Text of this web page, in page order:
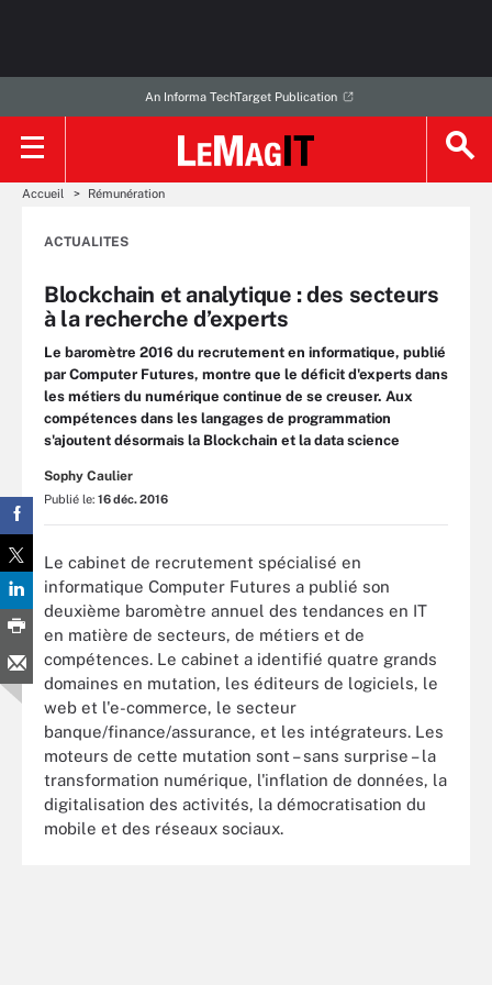
An Informa TechTarget Publication
Accueil Rémunération
ACTUALITES
Blockchain et analytique : des secteurs
à la recherche d’experts
Le baromètre 2016 du recrutement en informatique, publié
par Computer Futures, montre que le déficit d'experts dans
les métiers du numérique continue de se creuser. Aux
compétences dans les langages de programmation
s'ajoutent désormais la Blockchain et la data science
Sophy Caulier
Publié le: 16 déc. 2016
Le cabinet de recrutement spécialisé en
informatique Computer Futures a publié son
deuxième baromètre annuel des tendances en IT
en matière de secteurs, de métiers et de
compétences. Le cabinet a identifié quatre grands
domaines en mutation, les éditeurs de logiciels, le
web et l'e-commerce, le secteur
banque/finance/assurance, et les intégrateurs. Les
moteurs de cette mutation sont – sans surprise – la
transformation numérique, l'inflation de données, la
digitalisation des activités, la démocratisation du
mobile et des réseaux sociaux.